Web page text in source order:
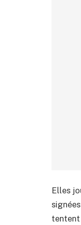
Elles
tentent